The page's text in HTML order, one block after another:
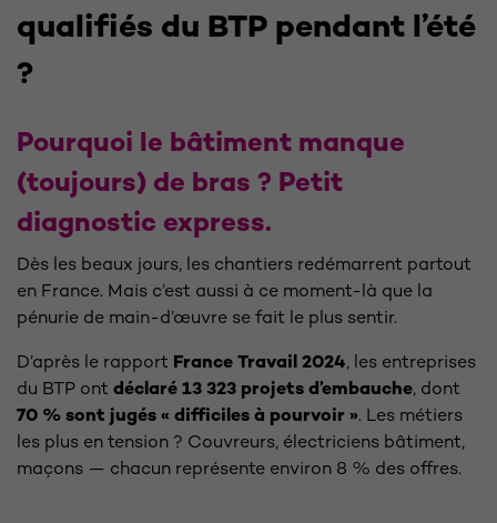
qualifiés du BTP pendant l’été
?
Pourquoi le bâtiment manque
(toujours) de bras ? Petit
diagnostic express.
Dès les beaux jours, les chantiers redémarrent partout
en France. Mais c’est aussi à ce moment-là que la
pénurie de main-d’œuvre se fait le plus sentir.
D’après le rapport France Travail 2024, les entreprises
du BTP ont déclaré 13 323 projets d’embauche, dont
70 % sont jugés « difficiles à pourvoir ». Les métiers
les plus en tension ? Couvreurs, électriciens bâtiment,
maçons — chacun représente environ 8 % des offres.